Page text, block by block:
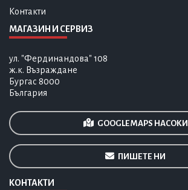
Контакти
МАГАЗИН И СЕРВИЗ
ул. "Фердинандова" 108
ж.к. Възраждане
Бургас 8000
България
GOOGLE MAPS НАСОКИ
ПИШЕТЕ НИ
КОНТАКТИ